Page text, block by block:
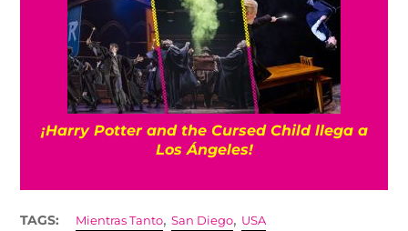
¡Harry Potter and the Cursed Child llega a
Los Ángeles!
TAGS: Mientras Tanto,San Diego, USA